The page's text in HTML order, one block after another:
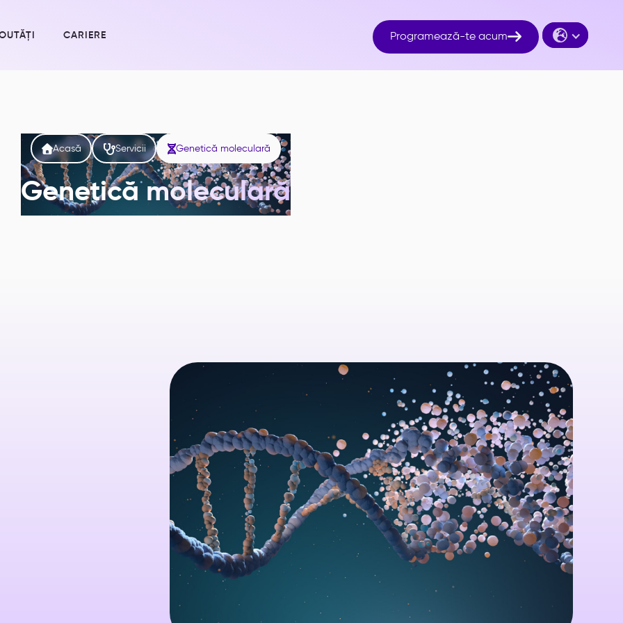
CARIERE Programează-te acum
Acasă Servicii Genetică moleculară
Genetică moleculară